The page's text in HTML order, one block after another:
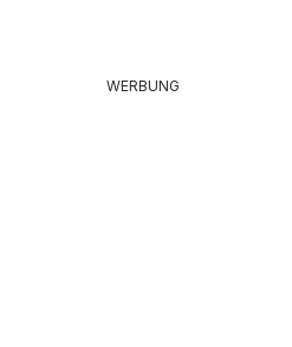
WERBUNG